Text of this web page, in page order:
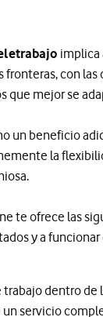
implica
con
mejor se
un beneficio
la
te ofrece las
y a
dentro de
servicio